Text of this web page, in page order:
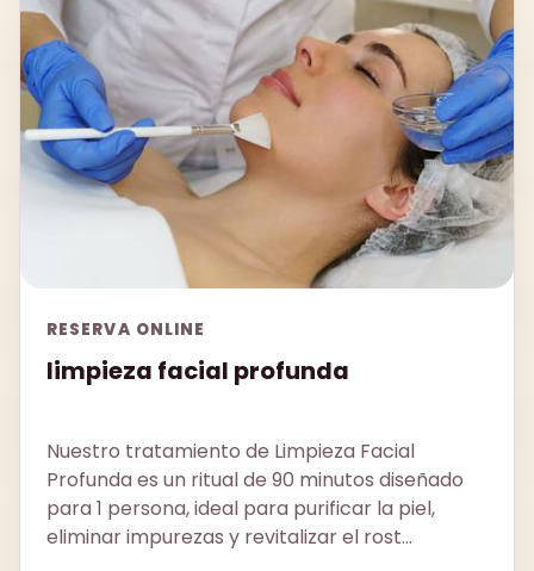
RESERVA ONLINE
limpieza facial profunda
Nuestro tratamiento de Limpieza Facial
Profunda es un ritual de 90 minutos diseñado
para 1 persona, ideal para purificar la piel,
eliminar impurezas y revitalizar el rost...